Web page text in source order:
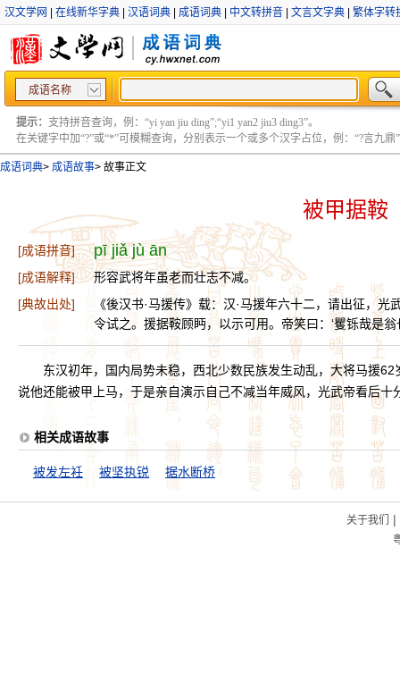
汉文学网 在线新华字典 汉语词典 成语词典 中文转拼音 文言文字典 繁体字转
成语名称
提示： 支持拼音查询，例：“yi yan jiu ding”;“yi1 yan2 jiu3 ding3”。
在关键字中加“?”或“*”可模糊查询，分别表示一个或多个汉字占位，例：“?言九鼎”
成语词典> 成语故事> 故事正文
被甲据鞍
[成语拼音] pī jiǎ jù ān
[成语解释]
形容武将年虽老而壮志不减。
[典故出处]
《後汉书·马援传》载：汉·马援年六十二，请出征，光
令试之。援据鞍顾眄，以示可用。帝笑曰：‘矍铄哉是翁
东汉初年，国内局势未稳，西北少数民族发生动乱，大将马援
说他还能被甲上马，于是亲自演示自己不减当年威风，光武帝看后十
相关成语故事
被发左衽 被坚执锐 据水断桥
关于我们 |